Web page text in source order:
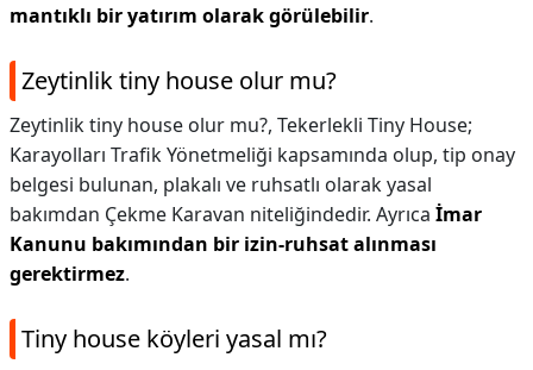
mantıklı bir yatırım olarak görülebilir.
Zeytinlik tiny house olur mu?
Zeytinlik tiny house olur mu?, Tekerlekli Tiny House;
Karayolları Trafik Yönetmeliği kapsamında olup, tip onay
belgesi bulunan, plakalı ve ruhsatlı olarak yasal
bakımdan Çekme Karavan niteliğindedir. Ayrıca İmar
Kanunu bakımından bir izin-ruhsat alınması
gerektirmez.
Tiny house köyleri yasal mı?